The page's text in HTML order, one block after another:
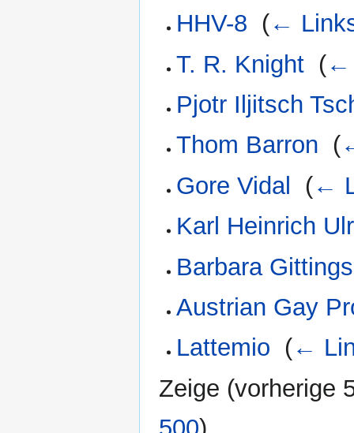
HHV-8 (←
T. R. Knight (←
Pjotr Iljitsch
Thom Barron (
Gore Vidal
(←
Karl Heinrich
Barbara Gittings
Austrian Gay
Lattemio (←
Zeige (vorherige